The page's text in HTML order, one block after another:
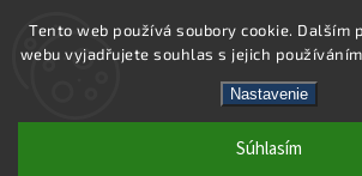
Tento web používá soubory cookie. Dalším
webu vyjadřujete souhlas s jejich
Nastavenie
Súhlasím
LS028 - IOLIT PRÍRODNÝ